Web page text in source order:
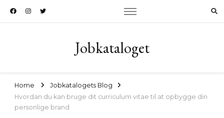
Jobkataloget
Home
Jobkatalogets Blog
Hvordan du kan bruge dit curriculum vitae til at opbygge din
personlige brand